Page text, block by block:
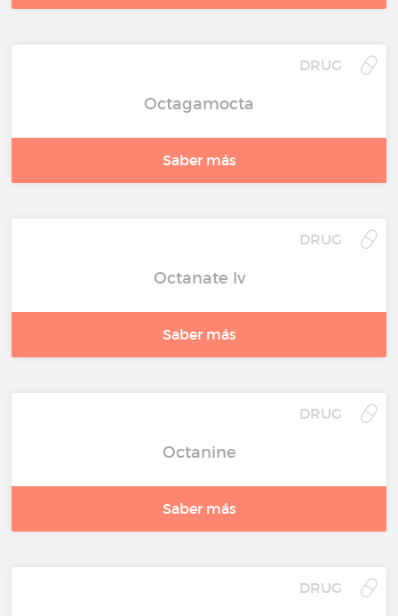
DRUG
Octagamocta
Saber más
DRUG
Octanate lv
Saber más
DRUG
Octanine
Saber más
DRUG